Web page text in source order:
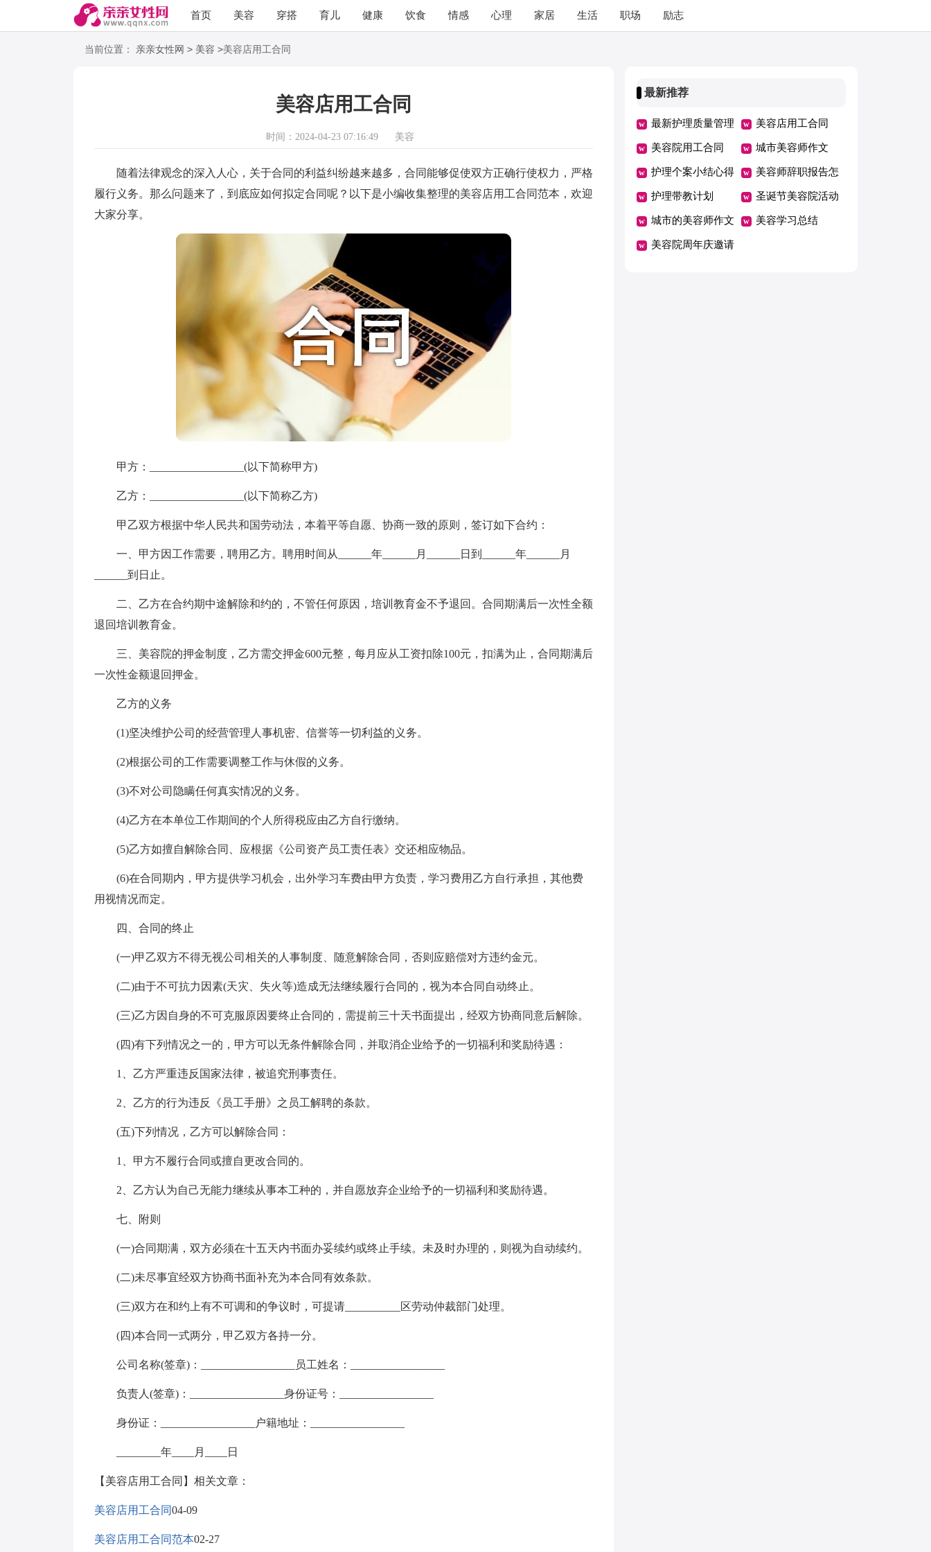
首页 美容 穿搭 育儿 健康 饮食 情感 心理 家居 生活 职场 励志
语录 阅读
当前位置： 亲亲女性网 > 美容 >美容店用工合同
美容店用工合同
时间：2024-04-23 07:16:49 美容
随着法律观念的深入人心，关于合同的利益纠纷越来越多，合同能够促使双方正确行使权力，严格
履行义务。那么问题来了，到底应如何拟定合同呢？以下是小编收集整理的美容店用工合同范本，欢迎
大家分享。
甲方：_________________(以下简称甲方)
乙方：_________________(以下简称乙方)
甲乙双方根据中华人民共和国劳动法，本着平等自愿、协商一致的原则，签订如下合约：
一、甲方因工作需要，聘用乙方。聘用时间从______年______月______日到______年______月
______到日止。
二、乙方在合约期中途解除和约的，不管任何原因，培训教育金不予退回。合同期满后一次性全额
退回培训教育金。
三、美容院的押金制度，乙方需交押金600元整，每月应从工资扣除100元，扣满为止，合同期满后
一次性金额退回押金。
乙方的义务
(1)坚决维护公司的经营管理人事机密、信誉等一切利益的义务。
(2)根据公司的工作需要调整工作与休假的义务。
(3)不对公司隐瞒任何真实情况的义务。
(4)乙方在本单位工作期间的个人所得税应由乙方自行缴纳。
(5)乙方如擅自解除合同、应根据《公司资产员工责任表》交还相应物品。
(6)在合同期内，甲方提供学习机会，出外学习车费由甲方负责，学习费用乙方自行承担，其他费
用视情况而定。
四、合同的终止
(一)甲乙双方不得无视公司相关的人事制度、随意解除合同，否则应赔偿对方违约金元。
(二)由于不可抗力因素(天灾、失火等)造成无法继续履行合同的，视为本合同自动终止。
(三)乙方因自身的不可克服原因要终止合同的，需提前三十天书面提出，经双方协商同意后解除。
(四)有下列情况之一的，甲方可以无条件解除合同，并取消企业给予的一切福利和奖励待遇：
1、乙方严重违反国家法律，被追究刑事责任。
2、乙方的行为违反《员工手册》之员工解聘的条款。
(五)下列情况，乙方可以解除合同：
1、甲方不履行合同或擅自更改合同的。
2、乙方认为自己无能力继续从事本工种的，并自愿放弃企业给予的一切福利和奖励待遇。
七、附则
(一)合同期满，双方必须在十五天内书面办妥续约或终止手续。未及时办理的，则视为自动续约。
(二)未尽事宜经双方协商书面补充为本合同有效条款。
(三)双方在和约上有不可调和的争议时，可提请__________区劳动仲裁部门处理。
(四)本合同一式两分，甲乙双方各持一分。
公司名称(签章)：_________________员工姓名：_________________
负责人(签章)：_________________身份证号：_________________
身份证：_________________户籍地址：_________________
________年____月____日
【美容店用工合同】相关文章：
美容店用工合同04-09
美容店用工合同范本02-27
最新推荐
最新护理质量管理
制度
美容店用工合同
美容院用工合同 城市美容师作文
护理个案小结心得
体会优秀
美容师辞职报告怎
么写
护理带教计划 圣诞节美容院活动
方案
城市的美容师作文 美容学习总结
美容院周年庆邀请